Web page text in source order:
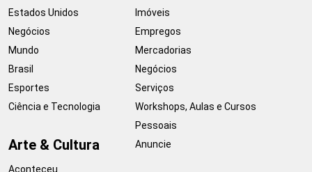
Estados Unidos
Negócios
Mundo
Brasil
Esportes
Ciência e Tecnologia
Arte & Cultura
Aconteceu
Imóveis
Empregos
Mercadorias
Negócios
Serviços
Workshops, Aulas e Cursos
Pessoais
Anuncie